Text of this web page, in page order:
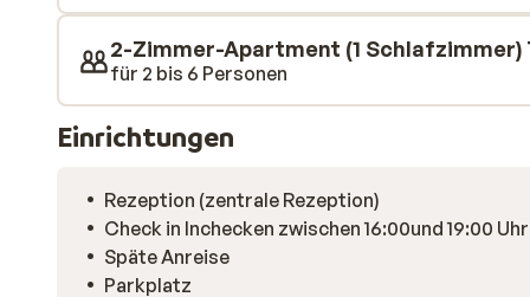
2-Zimmer-Apartment (1 Schlafzimmer)
für 2 bis 6 Personen
Einrichtungen
Rezeption (zentrale Rezeption)
Check in Inchecken zwischen 16:00und 19:00 Uhr
Späte Anreise
Parkplatz